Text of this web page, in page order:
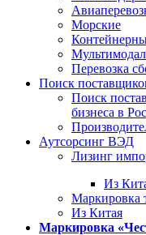
Морские
Перевозка
Поиск
Поиск
бизнеса в
Аутсорсинг ВЭД
Лизинг
Из
Маркировка
Из Китая
Маркировка